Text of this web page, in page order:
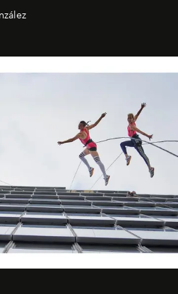
que han albergado estas
escena son limpias; ponen el